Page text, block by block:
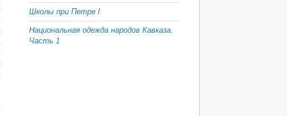
Школы при Петре I
Национальная одежда народов Кавказа.
Часть 1